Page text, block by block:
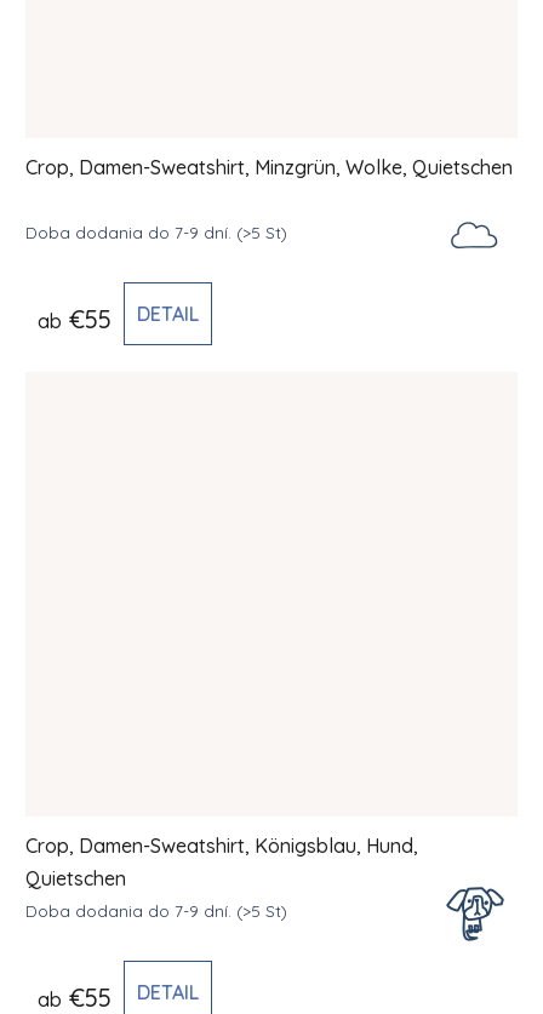
Crop, Damen-Sweatshirt, Minzgrün, Wolke, Quietschen
Doba dodania do 7-9 dní. (>5 St)
ab €55 DETAIL
Crop, Damen-Sweatshirt, Königsblau, Hund,
Quietschen
Doba dodania do 7-9 dní. (>5 St)
ab €55 DETAIL